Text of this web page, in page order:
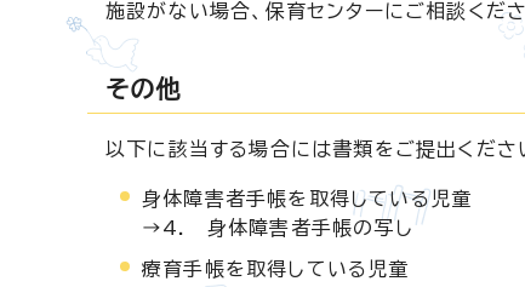
施設がない場合、保育センターにご相談くださ
その他
以下に該当する場合には書類をご提出くださ
身体障害者手帳を取得している児童
→4. 身体障害者手帳の写し
療育手帳を取得している児童